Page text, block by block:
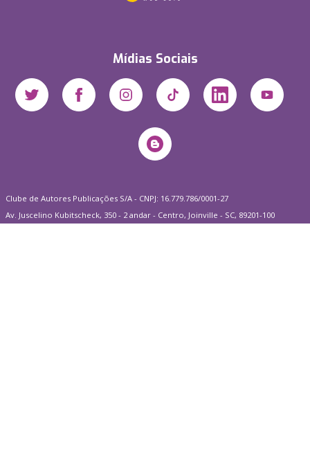
Mídias Sociais
Clube de Autores Publicações S/A - CNPJ: 16.779.786/0001-27
Av. Juscelino Kubitscheck, 350 - 2 andar - Centro, Joinville - SC, 89201-100